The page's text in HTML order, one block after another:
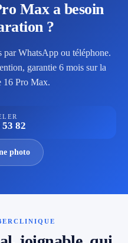
Max a besoin
?
WhatsApp ou téléphone.
garantie 6 mois sur la
16 Pro Max.
82
photo